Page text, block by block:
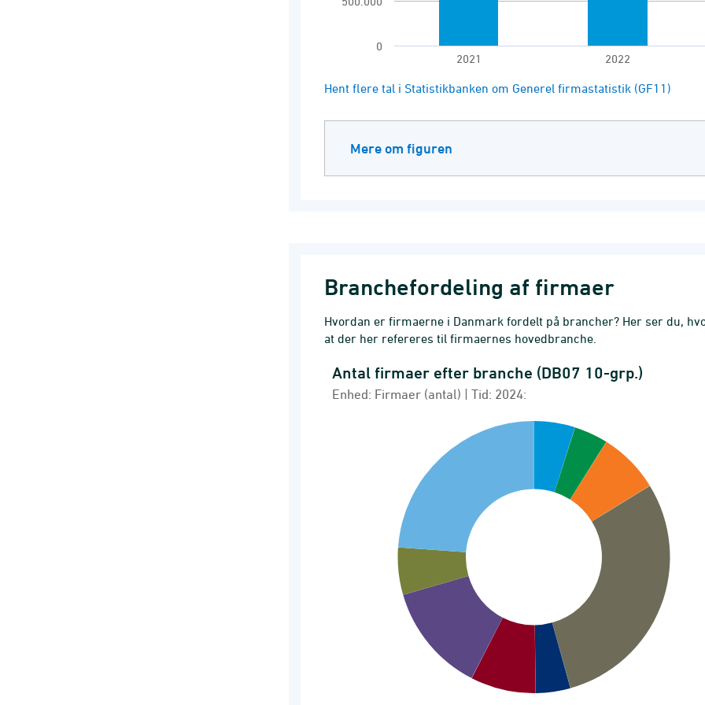
2021 2022
0
End of interactive chart.
Hent flere tal i Statistikbanken om Generel firmastatistik (GF11)
Mere om figuren
Branchefordeling af firmaer
Hvordan er firmaerne i Danmark fordelt på brancher? Her ser du,
at der her refereres til firmaernes hovedbranche.
Antal firmaer efter branche (DB07 10-grp.)
Enhed: Firmaer (antal) | Tid: 2024:
Generel firmastatistik
View as data table, Antal firmaer efter branche
Antal firmaer efter branche (DB07 10-grp.)
Enhed: Firmaer (antal) | Tid: 2024: